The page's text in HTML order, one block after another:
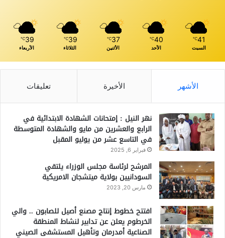
41
℃
السبت
40
℃
الأحد
37
℃
الأثنين
39
℃
الثلاثاء
39
℃
الأربعاء
الأشهر الأخيرة تعليقات
نهر النيل : إمتحانات الشهادة الابتدائية في
الرابع والعشرين من مايو والشهادة المتوسطة
في التاسع عشر من يوليو المقبل
فبراير 6, 2025
المرشح لرئاسة مجلس الوزراء يلتقي
السودانيين بولاية ميتشجان الامريكية
مارس 20, 2023
افتتح خطوط إنتاج مصنع أصيل للصابون .. والي
الخرطوم يعلن عن تدابير لنشاط المنطقة
الصناعية أمدرمان وتأهيل المستشفى الصيني